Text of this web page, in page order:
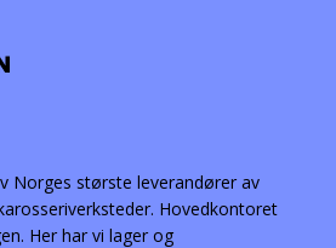
Norges største leverandører av
Hovedkontoret
Her har vi lager og